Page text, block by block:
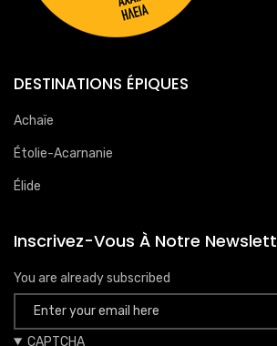
DESTINATIONS ÉPIQUES
Achaïe
Étolie-Acarnanie
Élide
Inscrivez-Vous À Notre
You are already subscribed
CAPTCHA